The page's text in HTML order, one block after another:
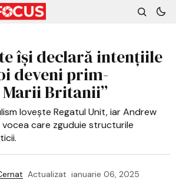
își declară intențiile
deveni prim-
Britanii”
lovește Regatul Unit, iar Andrew
care zguduie structurile
Actualizat ianuarie 06, 2025